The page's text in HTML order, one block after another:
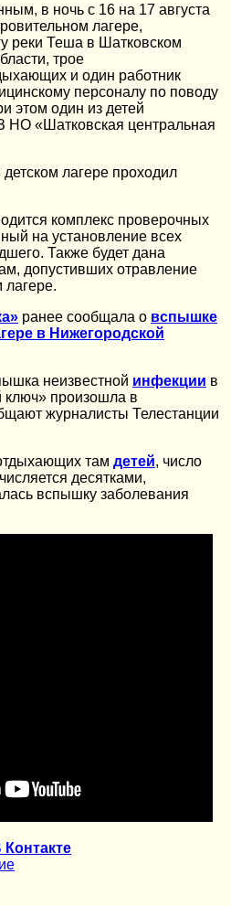
в ночь с 16 на 17 августа
лагере,
реки Теша в Шатковском
трое
и один работник
персоналу по поводу
этом один из детей
НО «Шатковская центральная
лагере проходил
комплекс проверочных
на установление всех
Также будет дана
допустивших отравление
лагере.
ранее сообщала о вспышке
в Нижегородской
неизвестной инфекции в
ключ» произошла в
журналисты Телестанции
там детей, число
десятками,
вспышку заболевания
Контакте